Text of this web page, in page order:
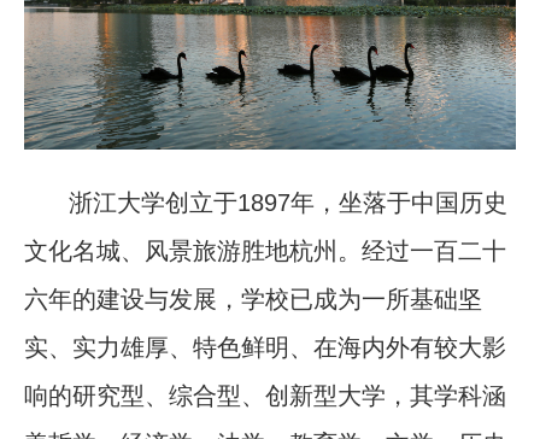
浙江大学创立于1897年，坐落于中国历史
文化名城、风景旅游胜地杭州。经过一百二十
六年的建设与发展，学校已成为一所基础坚
实、实力雄厚、特色鲜明、在海内外有较大影
响的研究型、综合型、创新型大学，其学科涵